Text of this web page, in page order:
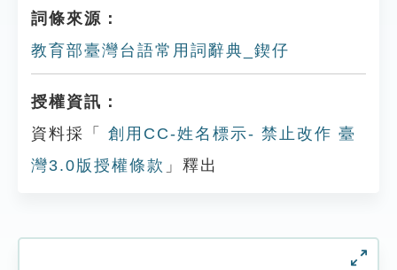
詞條來源：
教育部臺灣台語常用詞辭典_鍥仔
授權資訊：
資料採「
創用CC-姓名標示- 禁止改作 臺
灣3.0版授權條款 」釋出